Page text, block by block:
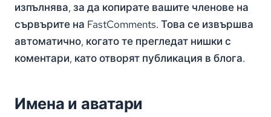
изпълнява, за да копирате вашите членове на
сървърите на FastComments. Това се извършва
автоматично, когато те прегледат нишки с
коментари, като отворят публикация в блога.
Имена и аватари